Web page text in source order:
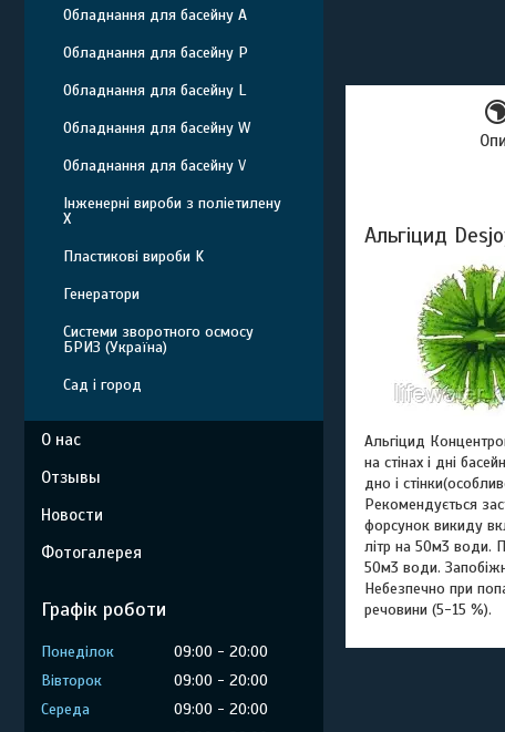
Альгіцид
Альгіцид
на стінах і дні
дно і
Рекомендується
форсунок викиду
літр на 50м3 води.
50м3 води.
Небезпечно при
речовини (5-15 %).
Обладнання для басейну A
Обладнання для басейну P
Обладнання для басейну L
Обладнання для басейну W
Обладнання для басейну V
Інженерні вироби з поліетилену
Х
Пластикові вироби K
Генератори
Системи зворотного осмосу
БРИЗ (Україна)
Сад і город
О нас
Отзывы
Новости
Фотогалерея
Графік роботи
Понеділок 09:00
20:00
Вівторок
09:00
20:00
Середа
09:00
20:00